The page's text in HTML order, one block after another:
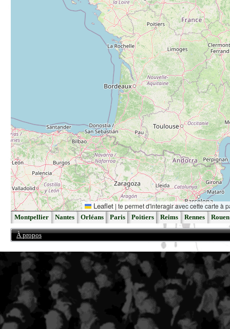
Leaflet | te permet d'interagir avec cette carte à
Montpellier Nantes Orléans Paris Poitiers Reims Rennes Rouen
À propos